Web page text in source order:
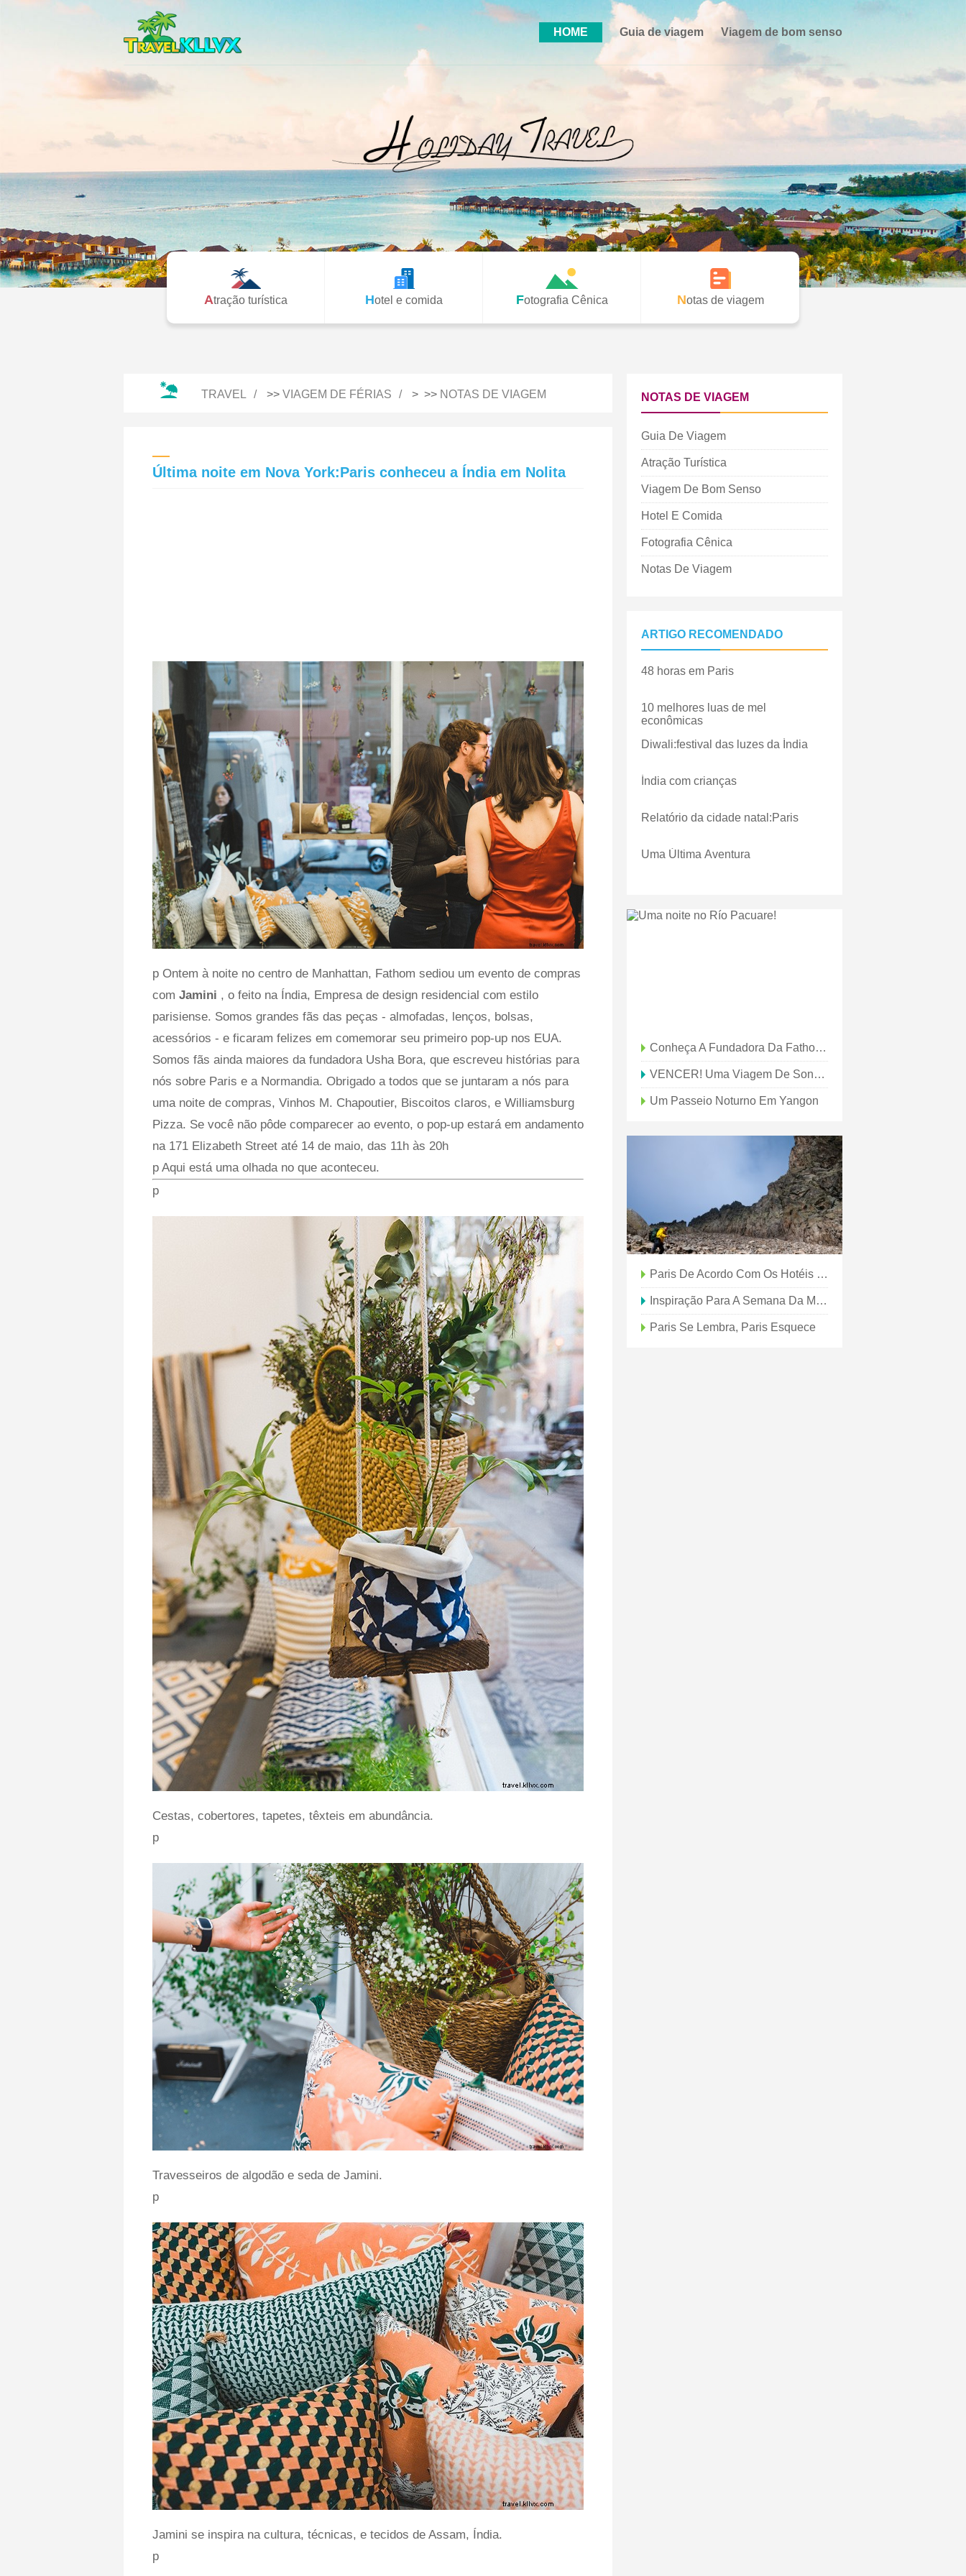
HOME Guia de viagem Viagem de bom senso
Atração turística Hotel e comida Fotografia Cênica Notas de viagem
TRAVEL >> VIAGEM DE FÉRIAS > >> NOTAS DE VIAGEM
Última noite em Nova York:Paris conheceu a Índia em Nolita
p Ontem à noite no centro de Manhattan, Fathom sediou um evento de compras
com Jamini , o feito na Índia, Empresa de design residencial com estilo
parisiense. Somos grandes fãs das peças - almofadas, lenços, bolsas,
acessórios - e ficaram felizes em comemorar seu primeiro pop-up nos EUA.
Somos fãs ainda maiores da fundadora Usha Bora, que escreveu histórias para
nós sobre Paris e a Normandia. Obrigado a todos que se juntaram a nós para
uma noite de compras, Vinhos M. Chapoutier, Biscoitos claros, e Williamsburg
Pizza. Se você não pôde comparecer ao evento, o pop-up estará em andamento
na 171 Elizabeth Street até 14 de maio, das 11h às 20h
p Aqui está uma olhada no que aconteceu.
p
Cestas, cobertores, tapetes, têxteis em abundância.
p
Travesseiros de algodão e seda de Jamini.
p
Jamini se inspira na cultura, técnicas, e tecidos de Assam, Índia.
p
NOTAS DE VIAGEM
Guia De Viagem
Atração Turística
Viagem De Bom Senso
Hotel E Comida
Fotografia Cênica
Notas De Viagem
ARTIGO RECOMENDADO
48 horas em Paris
10 melhores luas de mel
econômicas
Diwali:festival das luzes da Índia
Índia com crianças
Relatório da cidade natal:Paris
Uma Última Aventura
Conheça A Fundadora Da Fathom, Pavia Rosati
VENCER! Uma Viagem De Sonho Para A Índia
Um Passeio Noturno Em Yangon
Paris De Acordo Com Os Hotéis Que Amamos
Inspiração Para A Semana Da Moda De Paris
Paris Se Lembra, Paris Esquece